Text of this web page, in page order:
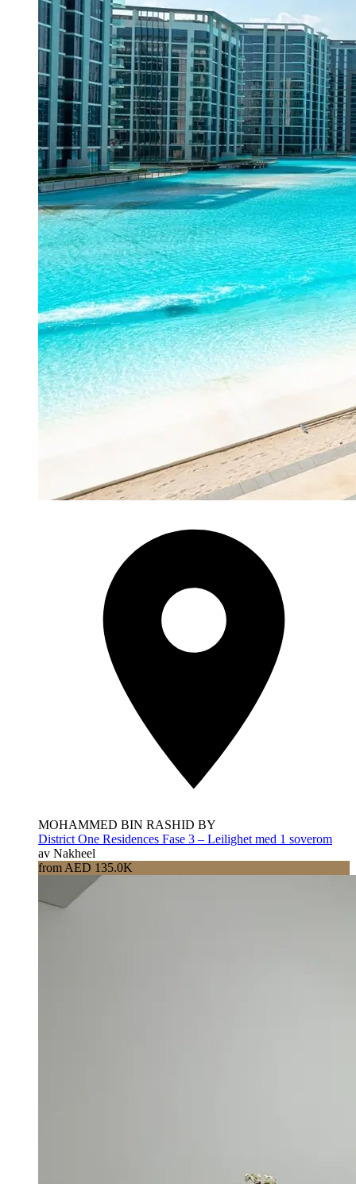
MOHAMMED BIN RASHID BY
District One Residences Fase 3 – Leilighet med 1 soverom
av Nakheel
from AED 135.0K